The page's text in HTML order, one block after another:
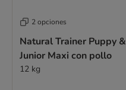
2 opciones
Natural Trainer Puppy &
Junior Maxi con pollo
12 kg